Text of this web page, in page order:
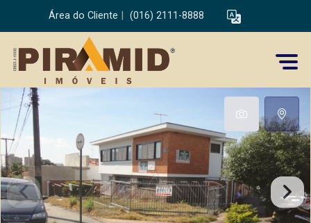
Área do Cliente (016) 2111-8888